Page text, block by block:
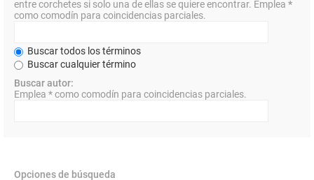
entre corchetes si solo una de ellas se quiere encontrar. Emplea *
como comodín para coincidencias parciales.
Buscar todos los términos
Buscar cualquier término
Buscar autor:
Emplea * como comodín para coincidencias parciales.
Opciones de búsqueda